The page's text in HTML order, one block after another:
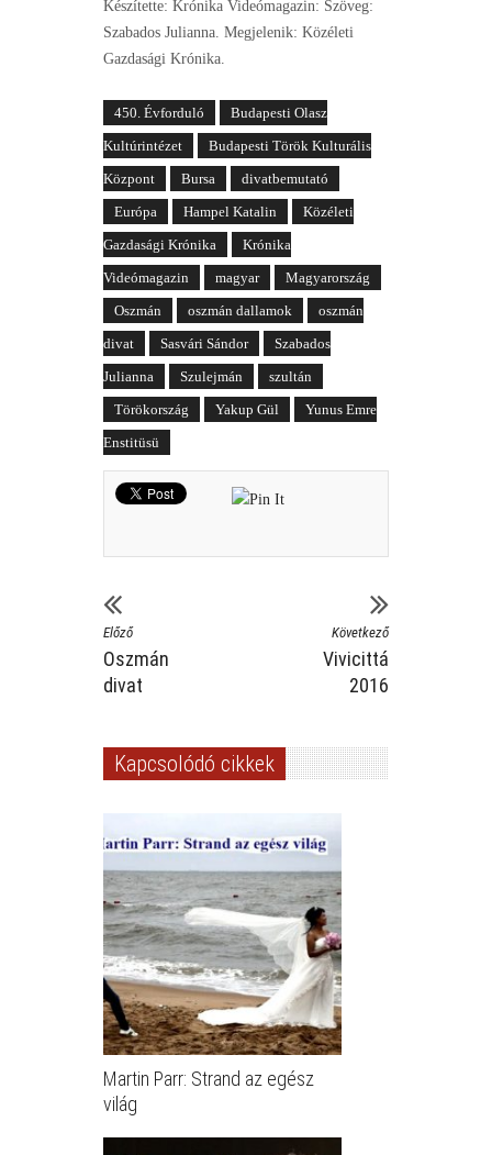
Készítette: Krónika Videómagazin: Szöveg:
Szabados Julianna. Megjelenik: Közéleti
Gazdasági Krónika.
450. Évforduló
Budapesti Olasz
Kultúrintézet
Budapesti Török Kulturális
Központ
Bursa
divatbemutató
Európa
Hampel Katalin
Közéleti
Gazdasági Krónika
Krónika
Videómagazin
magyar
Magyarország
Oszmán
oszmán dallamok
oszmán
divat
Sasvári Sándor
Szabados
Julianna
Szulejmán
szultán
Törökország
Yakup Gül
Yunus Emre
Enstitüsü
Előző
Oszmán
divat
Következő
Vivicittá
2016
Kapcsolódó cikkek
Martin Parr: Strand az egész
világ